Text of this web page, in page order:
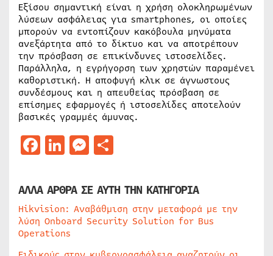
Εξίσου σημαντική είναι η χρήση ολοκληρωμένων
λύσεων ασφάλειας για smartphones, οι οποίες
μπορούν να εντοπίζουν κακόβουλα μηνύματα
ανεξάρτητα από το δίκτυο και να αποτρέπουν
την πρόσβαση σε επικίνδυνες ιστοσελίδες.
Παράλληλα, η εγρήγορση των χρηστών παραμένει
καθοριστική. Η αποφυγή κλικ σε άγνωστους
συνδέσμους και η απευθείας πρόσβαση σε
επίσημες εφαρμογές ή ιστοσελίδες αποτελούν
βασικές γραμμές άμυνας.
Facebook
LinkedIn
Messenger
ΑΛΛΑ ΑΡΘΡΑ ΣΕ ΑΥΤΗ ΤΗΝ ΚΑΤΗΓΟΡΙΑ
Hikvision: Αναβάθμιση στην μεταφορά με την
λύση Onboard Security Solution for Bus
Operations